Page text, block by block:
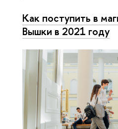
Как поступить в
Вышки в 2021 году